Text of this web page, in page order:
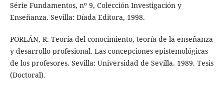
Série Fundamentos, nº 9, Colección Investigación y
Enseñanza. Sevilla: Díada Editora, 1998.
PORLÁN, R. Teoría del conocimiento, teoría de la enseñanza
y desarrollo profesional. Las concepciones epistemológicas
de los profesores. Sevilla: Universidad de Sevilla. 1989. Tesis
(Doctoral).